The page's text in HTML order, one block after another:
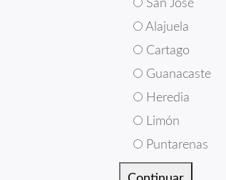
San José
Alajuela
Cartago
Guanacaste
Heredia
Limón
Puntarenas